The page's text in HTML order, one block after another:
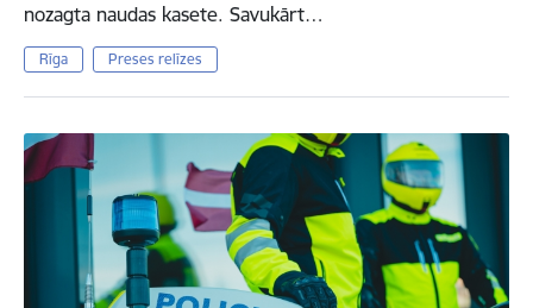
nozagta naudas kasete. Savukārt…
Rīga Preses relīzes